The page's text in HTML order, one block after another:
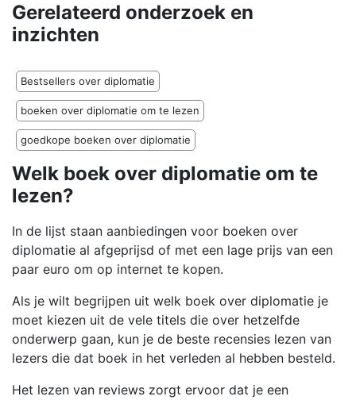
Gerelateerd onderzoek en
inzichten
Bestsellers over diplomatie
boeken over diplomatie om te lezen
goedkope boeken over diplomatie
Welk boek over diplomatie om te
lezen?
In de lijst staan aanbiedingen voor boeken over
diplomatie al afgeprijsd of met een lage prijs van een
paar euro om op internet te kopen.
Als je wilt begrijpen uit welk boek over diplomatie je
moet kiezen uit de vele titels die over hetzelfde
onderwerp gaan, kun je de beste recensies lezen van
lezers die dat boek in het verleden al hebben besteld.
Het lezen van reviews zorgt ervoor dat je een